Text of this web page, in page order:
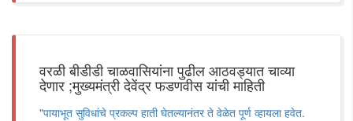
वरळी बीडीडी चाळवासियांना पुढील आठवड्यात चाव्या
देणार ;मुख्यमंत्री देवेंद्र फडणवीस यांची माहिती
"पायाभूत सुविधांचे प्रकल्प हाती घेतल्यानंतर ते वेळेत पूर्ण व्हायला हवेत.